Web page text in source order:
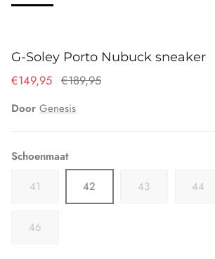
G-Soley Porto Nubuck sneaker
€149,95 €189,95
Door Genesis
Schoenmaat
41
42 43 44
46